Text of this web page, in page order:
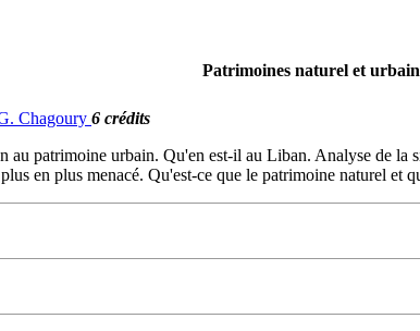
Patrimoines naturel et urbain
Chagoury 6 crédits
patrimoine urbain. Qu'en est-il au Liban. Analyse de la
en plus menacé. Qu'est-ce que le patrimoine naturel et